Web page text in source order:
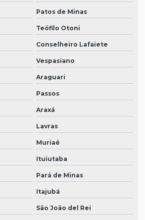
Patos de Minas
Teófilo Otoni
Conselheiro Lafaiete
Vespasiano
Araguari
Passos
Araxá
Lavras
Muriaé
Ituiutaba
Pará de Minas
Itajubá
São João del Rei